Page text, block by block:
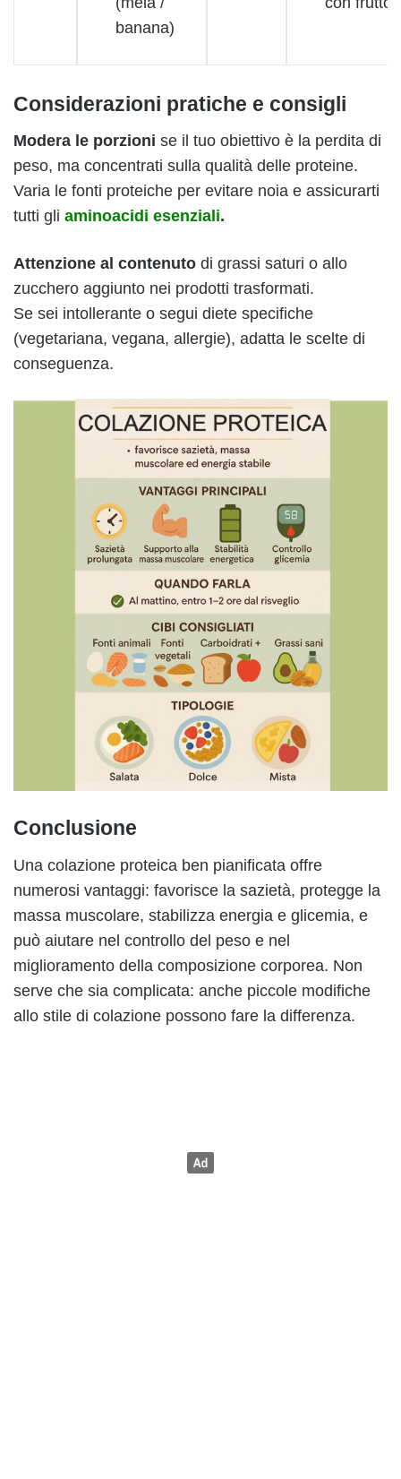
banana)
Considerazioni pratiche e consigli
Modera le porzioni se il tuo obiettivo è la perdita di
peso, ma concentrati sulla qualità delle proteine.
Varia le fonti proteiche per evitare noia e assicurarti
tutti gli aminoacidi esenziali.
Attenzione al contenuto di grassi saturi o allo
zucchero aggiunto nei prodotti trasformati.
Se sei intollerante o segui diete specifiche
(vegetariana, vegana, allergie), adatta le scelte di
conseguenza.
Conclusione
Una colazione proteica ben pianificata offre
numerosi vantaggi: favorisce la sazietà, protegge la
massa muscolare, stabilizza energia e glicemia, e
può aiutare nel controllo del peso e nel
miglioramento della composizione corporea. Non
serve che sia complicata: anche piccole modifiche
allo stile di colazione possono fare la differenza.